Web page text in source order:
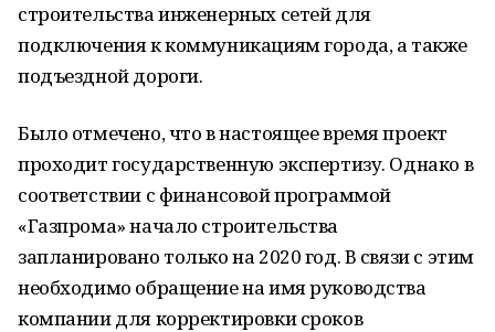
строительства инженерных сетей для
подключения к коммуникациям города, а также
подъездной дороги.
Было отмечено, что в настоящее время проект
проходит государственную экспертизу. Однако в
соответствии с финансовой программой
«Газпрома» начало строительства
запланировано только на 2020 год. В связи с этим
необходимо обращение на имя руководства
компании для корректировки сроков